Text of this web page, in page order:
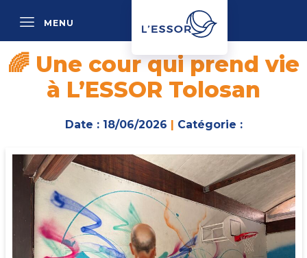
MENU
🌈 Une cour qui prend vie
à L’ESSOR Tolosan
Date : 18/06/2026 | Catégorie :